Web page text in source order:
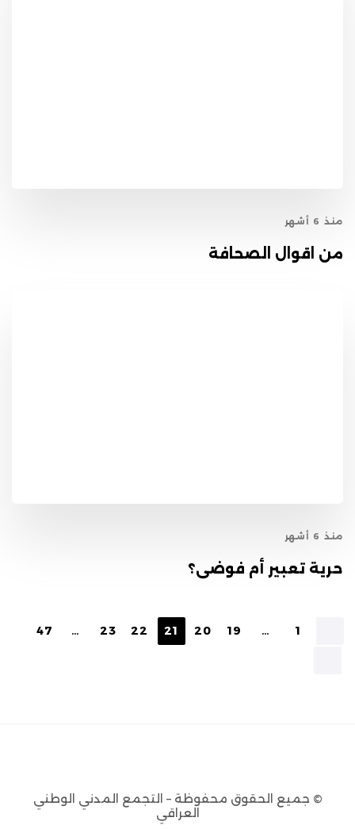
منذ 6 أشهر
من اقوال الصحافة
منذ 6 أشهر
حرية تعبير أم فوضى؟
1
…
19
20
21
22
23
…
47
© جميع الحقوق محفوظة – التجمع المدني الوطني
العراقي